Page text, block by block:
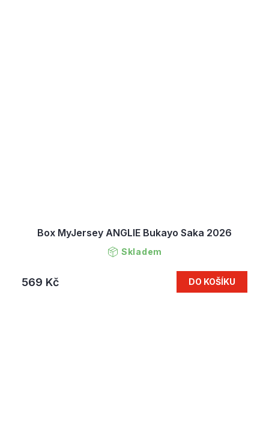
Box MyJersey ANGLIE Bukayo Saka 2026
Skladem
569 Kč DO KOŠÍKU